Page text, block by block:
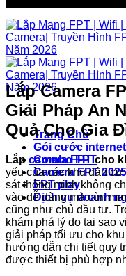
Trang Chủ
Gói cước internet
Combo FPT
Camera FPT 2025
FPT play
Dịch vụ doanh
Lắp Camera
Giải Pháp An
Quả Cho Gia
Lắp camera FPTcho
yếu của các khu dân
sát thông minh không
vào dễ dàng mà còn
cũng như chủ đầu tư.
khám phá lý do tại sao
giải pháp tối ưu cho
hướng dẫn chi tiết quy
được thiết bị phù hợp